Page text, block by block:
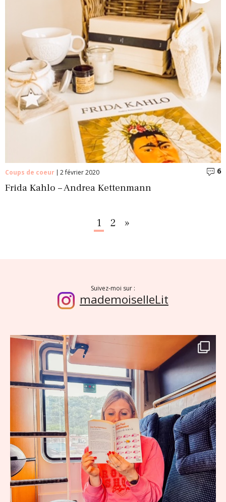
Coups de coeur 2 février 2020 6
Frida Kahlo – Andrea Kettenmann
1 2 »
Suivez-moi sur :
mademoiselleLit